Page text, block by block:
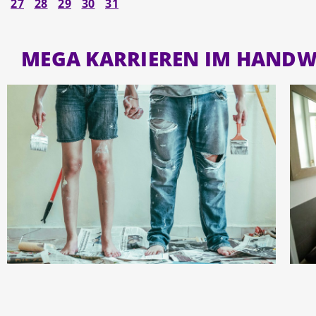
27 28 29 30 31
MEGA KARRIEREN IM